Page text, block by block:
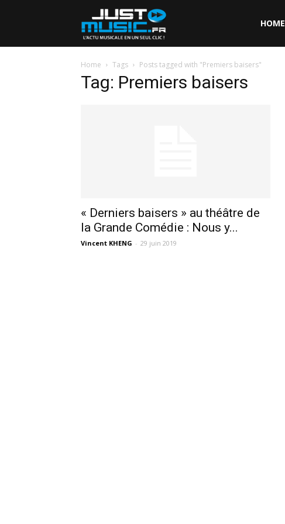
HOME
Home Tags Posts tagged with "Premiers baisers"
Tag: Premiers baisers
« Derniers baisers » au théâtre de
la Grande Comédie : Nous y...
Vincent KHENG - 29 juin 2019